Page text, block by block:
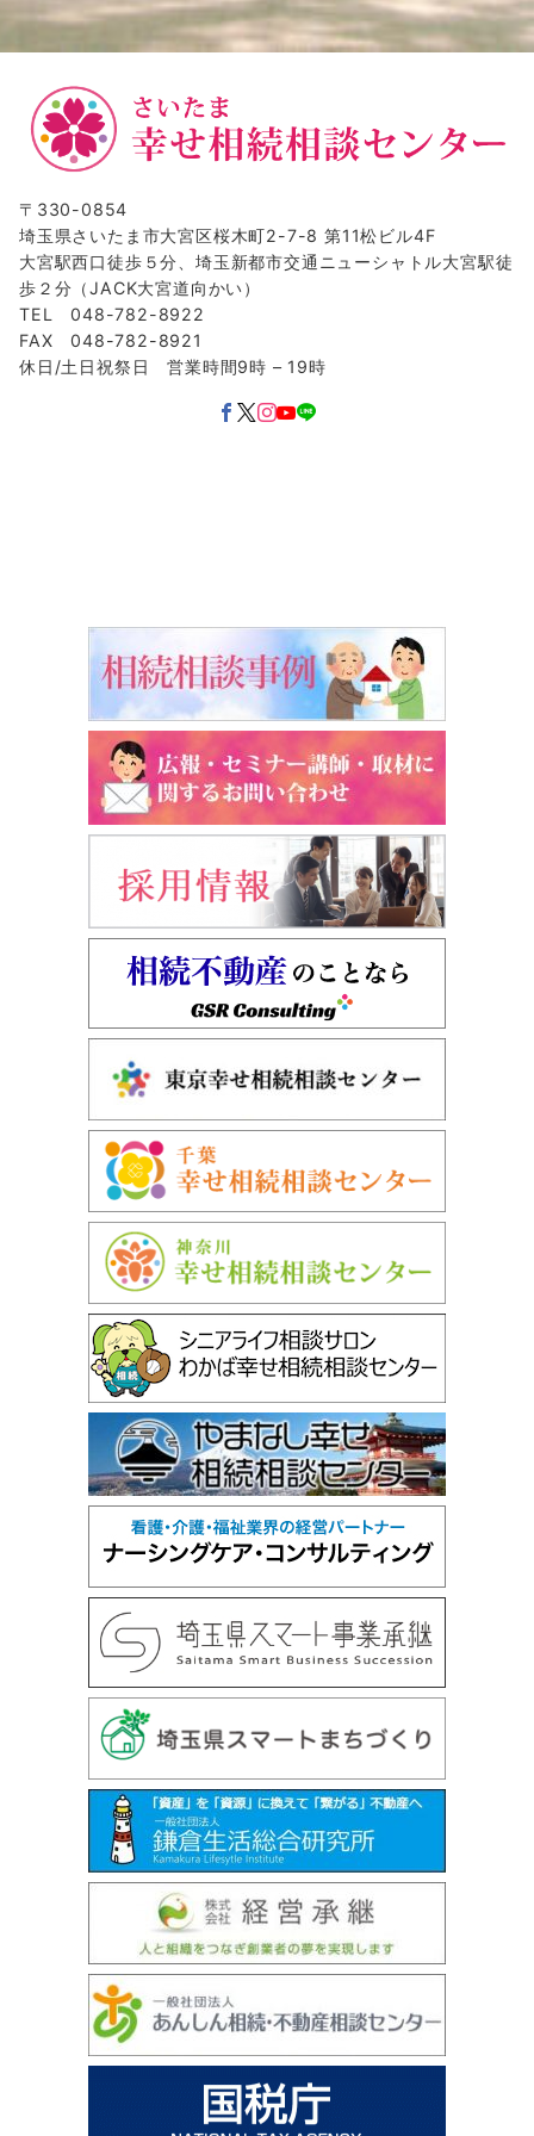
〒330-0854
埼玉県さいたま市大宮区桜木町2-7-8 第11松ビル4F
大宮駅西口徒歩５分、埼玉新都市交通ニューシャトル大宮駅徒
歩２分（JACK大宮道向かい）
TEL 048-782-8922
FAX 048-782-8921
休日/土日祝祭日 営業時間9時 – 19時